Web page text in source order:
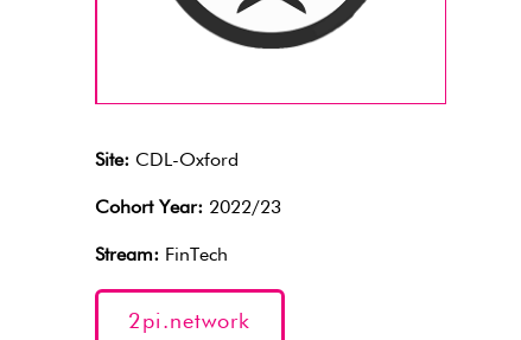
Site: CDL-Oxford
Cohort Year: 2022/23
Stream: FinTech
2pi.network